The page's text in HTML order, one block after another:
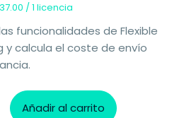
37.00 / 1 licencia
funcionalidades de Flexible
y calcula el coste de envío
Añadir al carrito